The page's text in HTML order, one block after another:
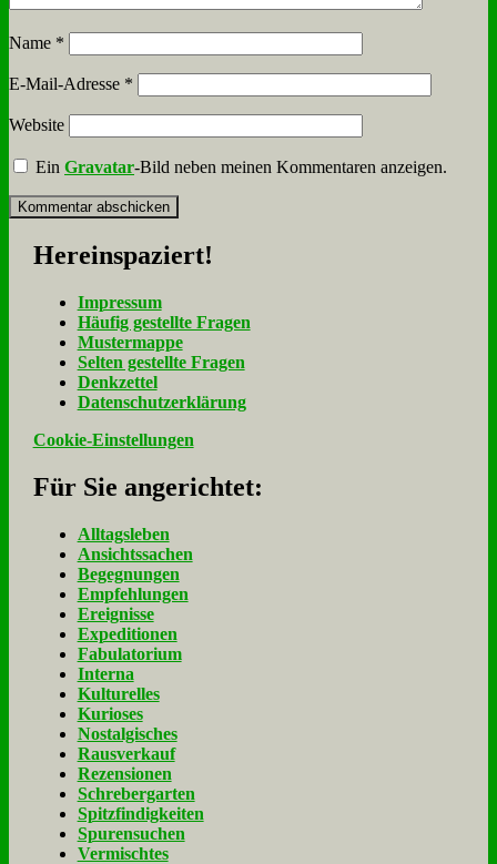
Name *
E-Mail-Adresse *
Website
EinGravatar-Bild neben meinen Kommentaren anzeigen.
Her­ein­spa­ziert!
Im­pres­sum
Häu­fig ge­stell­te Fra­gen
Mu­ster­map­pe
Sel­ten ge­stell­te Fra­gen
Denk­zet­tel
Da­ten­schutz­er­klä­rung
Cookie-Einstellungen
Für Sie an­ge­rich­tet:
Alltagsleben
Ansichtssachen
Begegnungen
Empfehlungen
Ereignisse
Expeditionen
Fabulatorium
Interna
Kulturelles
Kurioses
Nostalgisches
Rausverkauf
Rezensionen
Schrebergarten
Spitzfindigkeiten
Spurensuchen
Vermischtes